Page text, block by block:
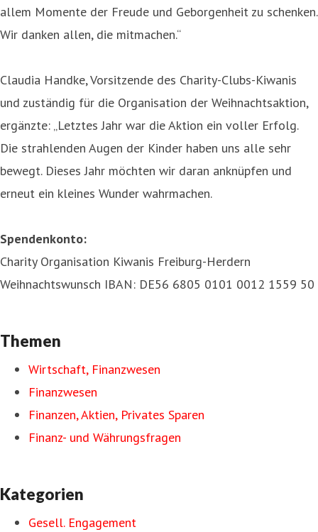
allem Momente der Freude und Geborgenheit zu schenken.
Wir danken allen, die mitmachen.“
Claudia Handke, Vorsitzende des Charity-Clubs-Kiwanis
und zuständig für die Organisation der Weihnachtsaktion,
ergänzte: „Letztes Jahr war die Aktion ein voller Erfolg.
Die strahlenden Augen der Kinder haben uns alle sehr
bewegt. Dieses Jahr möchten wir daran anknüpfen und
erneut ein kleines Wunder wahrmachen.
Spendenkonto:
Charity Organisation Kiwanis Freiburg-Herdern
Weihnachtswunsch IBAN: DE56 6805 0101 0012 1559 50
Themen
Wirtschaft, Finanzwesen
Finanzwesen
Finanzen, Aktien, Privates Sparen
Finanz- und Währungsfragen
Kategorien
Gesell. Engagement